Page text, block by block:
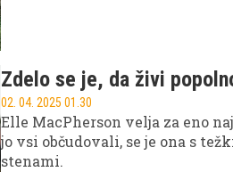
Zdelo se je, da živi
02. 04. 2025 01.30
Elle MacPherson velja za eno
jo vsi občudovali, se je ona s
stenami.